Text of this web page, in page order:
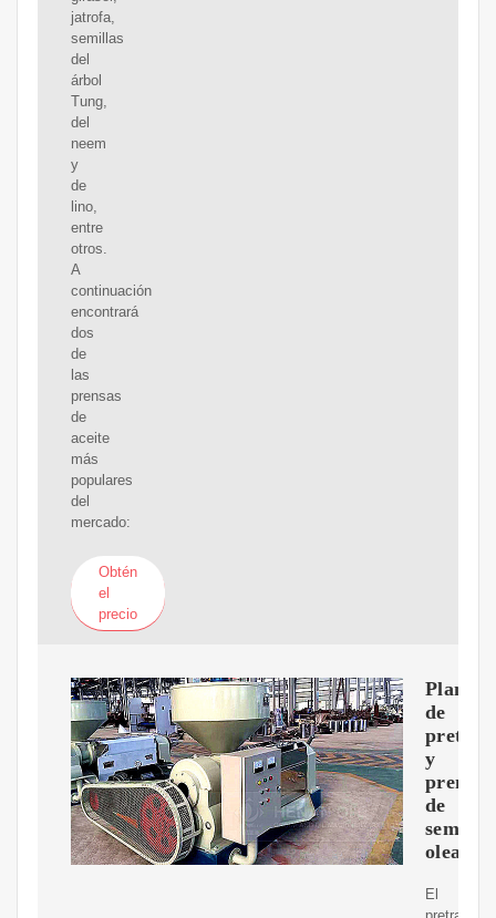
jatrofa,
semillas
del
árbol
Tung,
del
neem
y
de
lino,
entre
otros.
A
continuación
encontrará
dos
de
las
prensas
de
aceite
más
populares
del
mercado:
Obtén
el
precio
Planta
de
y
prensa
de
semillas
El